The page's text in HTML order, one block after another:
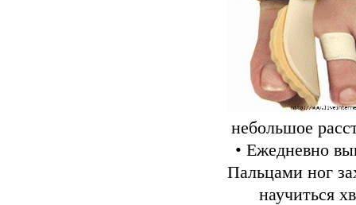
небольшое
• Ежедневно
Пальцами ног
научиться